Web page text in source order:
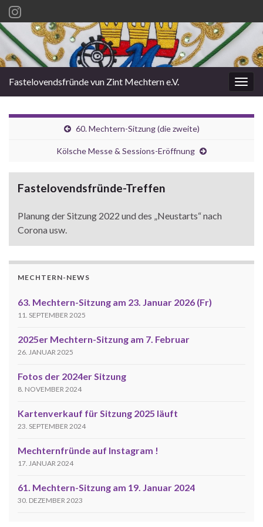
Fastelovendsfründe vun Zint Mechtern e.V.
60. Mechtern-Sitzung (die zweite)
Kölsche Messe & Sessions-Eröffnung
Fastelovendsfründe-Treffen
Planung der Sitzung 2022 und des „Neustarts“ nach
Corona usw.
MECHTERN-NEWS
63. Mechtern-Sitzung am 23. Januar 2026 (Fr)
11. SEPTEMBER 2025
2025er Mechtern-Sitzung am 7. Februar
26. JANUAR 2025
Fotos der 2024er Sitzung
8. NOVEMBER 2024
Kartenverkauf für Sitzung 2025 läuft
23. SEPTEMBER 2024
Mechternfründe auf Instagram !
17. JANUAR 2024
61. Mechtern-Sitzung am 19. Januar 2024
30. DEZEMBER 2023